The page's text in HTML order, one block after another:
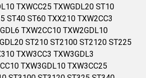
TXWCC25 TXWGDL20 ST10
ST40 ST60 TXX210 TXW2CC3
TXW2CC10 TXW2GDL10
ST210 ST2100 ST2120 ST225
TXW3CC3 TXW3GDL3
TXW3GDL10 TXW3CC25